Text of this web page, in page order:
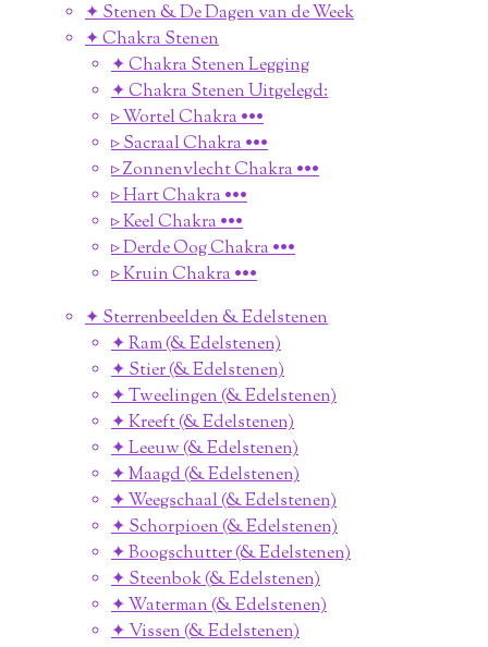
✦ Stenen & De Dagen van de Week
✦ Chakra Stenen
✦ Chakra Stenen Legging
✦ Chakra Stenen Uitgelegd:
▹ Wortel Chakra •••
▹ Sacraal Chakra •••
▹ Zonnenvlecht Chakra •••
▹ Hart Chakra •••
▹ Keel Chakra •••
▹ Derde Oog Chakra •••
▹ Kruin Chakra •••
✦ Sterrenbeelden & Edelstenen
✦ Ram (& Edelstenen)
✦ Stier (& Edelstenen)
✦ Tweelingen (& Edelstenen)
✦ Kreeft (& Edelstenen)
✦ Leeuw (& Edelstenen)
✦ Maagd (& Edelstenen)
✦ Weegschaal (& Edelstenen)
✦ Schorpioen (& Edelstenen)
✦ Boogschutter (& Edelstenen)
✦ Steenbok (& Edelstenen)
✦ Waterman (& Edelstenen)
✦ Vissen (& Edelstenen)